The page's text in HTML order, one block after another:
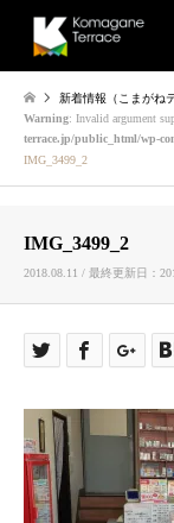
新着情報（こまがね
Warning: Invalid argument
terrace.jp/public_html/wp-
IMG_3499_2
IMG_3499_2
2018.08.11 / 最終更新日：